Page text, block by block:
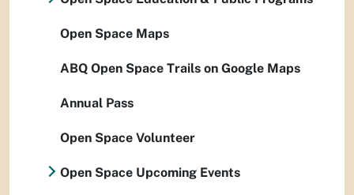
Open Space Maps
ABQ Open Space Trails on Google Maps
Annual Pass
Open Space Volunteer
Open Space Upcoming Events